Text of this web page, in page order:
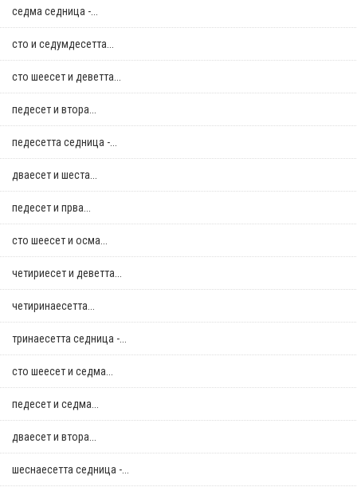
седма седница -...
сто и седумдесетта...
сто шеесет и деветта...
педесет и втора...
педесетта седница -...
дваесет и шеста...
педесет и прва...
сто шеесет и осма...
четириесет и деветта...
четиринаесетта...
тринаесетта седница -...
сто шеесет и седма...
педесет и седма...
дваесет и втора...
шеснаесетта седница -...